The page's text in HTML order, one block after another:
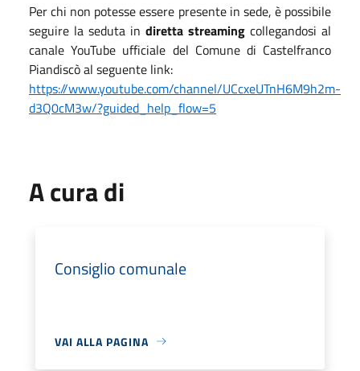
Per chi non potesse essere presente in sede, è possibile
seguire la seduta in diretta streaming collegandosi al
canale YouTube ufficiale del Comune di Castelfranco
Piandiscò al seguente link:
https://www.youtube.com/channel/UCcxeUTnH6M9h2m-
d3Q0cM3w/?guided_help_flow=5
A cura di
Consiglio comunale
VAI ALLA PAGINA